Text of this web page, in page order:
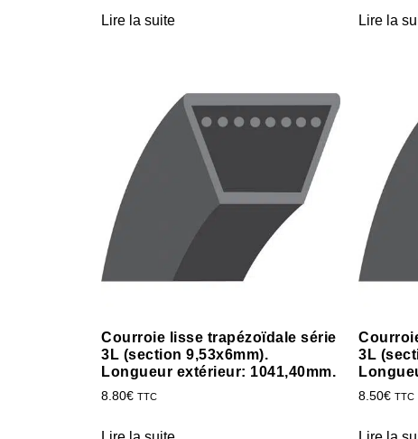
Lire la suite Lire la
Courroie lisse trapézoïdale série
3L (section 9,53x6mm).
Longueur extérieur: 1041,40mm.
8.80€ TTC
3L
8.50€ TTC